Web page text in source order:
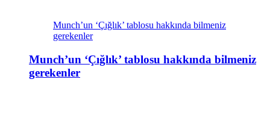
Munch’un ‘Çığlık’ tablosu hakkında bilmeniz
gerekenler
Munch’un ‘Çığlık’ tablosu hakkında bilmeniz
gerekenler